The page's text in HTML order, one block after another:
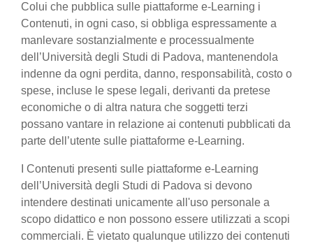
Colui che pubblica sulle piattaforme e-Learning i
Contenuti, in ogni caso, si obbliga espressamente a
manlevare sostanzialmente e processualmente
dell’Università degli Studi di Padova, mantenendola
indenne da ogni perdita, danno, responsabilità, costo o
spese, incluse le spese legali, derivanti da pretese
economiche o di altra natura che soggetti terzi
possano vantare in relazione ai contenuti pubblicati da
parte dell’utente sulle piattaforme e-Learning.
I Contenuti presenti sulle piattaforme e-Learning
dell’Università degli Studi di Padova si devono
intendere destinati unicamente all'uso personale a
scopo didattico e non possono essere utilizzati a scopi
commerciali. È vietato qualunque utilizzo dei contenuti